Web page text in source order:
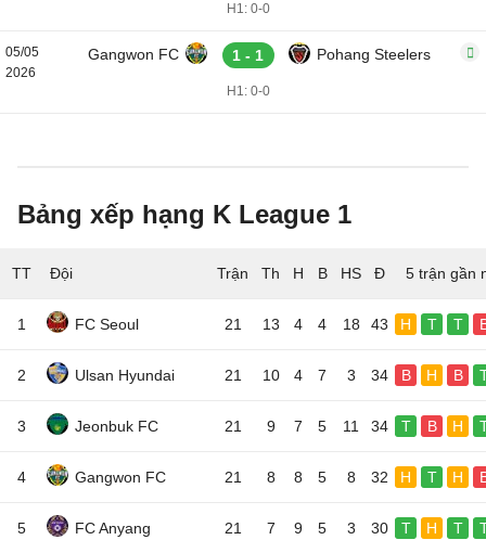
H1: 0-0
05/05
2026
Gangwon FC 1 - 1 Pohang Steelers
H1: 0-0
Bảng xếp hạng K League 1
TT Đội 5 trận gần
1 FC Seoul 21 13 4 4 18 43 H T T
2 Ulsan Hyundai 21 10 4 7 3 34 B H B
3 Jeonbuk FC 21 9 7 5 11 34 T B H
4 Gangwon FC 21 8 8 5 8 32 H T H
5 FC Anyang 21 7 9 5 3 30 T H T